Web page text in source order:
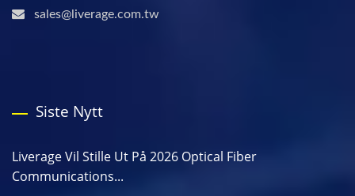
sales@liverage.com.tw
Siste Nytt
Liverage Vil Stille Ut På 2026 Optical Fiber
Communications...